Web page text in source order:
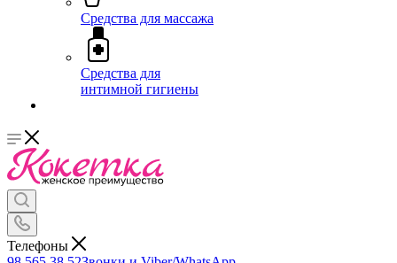
Средства для массажа
Средства для
интимной гигиены
Телефоны